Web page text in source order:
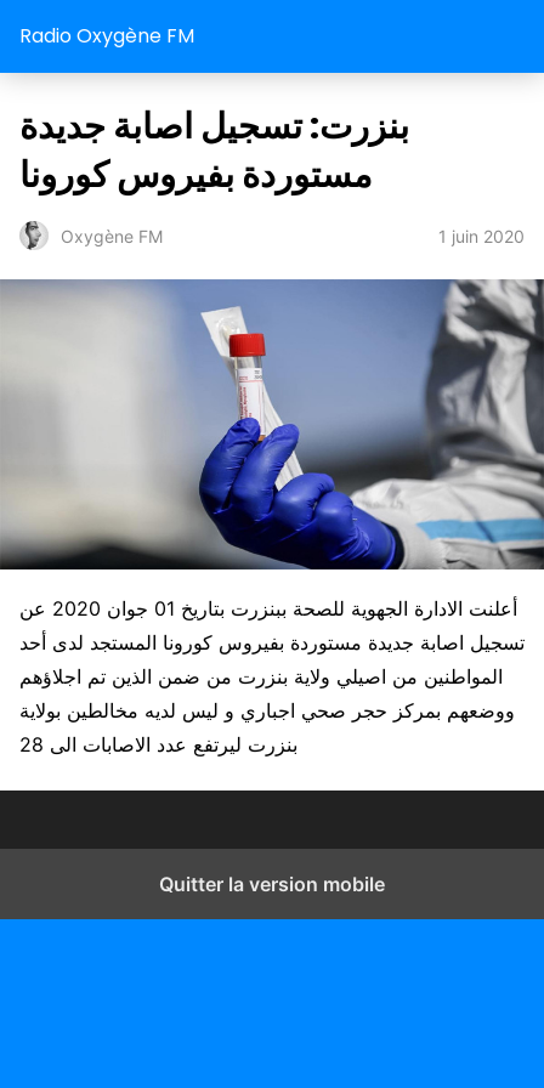
Radio Oxygène FM
بنزرت: تسجيل اصابة جديدة
مستوردة بفيروس كورونا
Oxygène FM 1 juin 2020
أعلنت الادارة الجهوية للصحة ببنزرت بتاريخ 01 جوان 2020 عن
تسجيل اصابة جديدة مستوردة بفيروس كورونا المستجد لدى أحد
المواطنين من اصيلي ولاية بنزرت من ضمن الذين تم اجلاؤهم
ووضعهم بمركز حجر صحي اجباري و ليس لديه مخالطين بولاية
بنزرت ليرتفع عدد الاصابات الى 28
Quitter la version mobile